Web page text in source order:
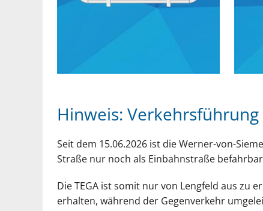
Hinweis:
Seit dem 15.06.2026 ist die Werner-von-
Straße nur noch als Einbahnstraße
Die TEGA ist somit nur von Lengfeld aus zu
erhalten, während der Gegenverkehr